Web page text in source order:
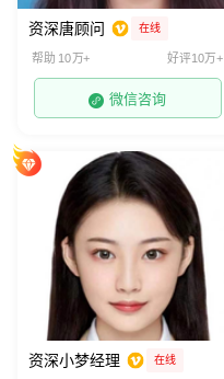
资深唐顾问 在线
帮助 10万+ 好评10万+
微信咨询
资深小梦经理 在线